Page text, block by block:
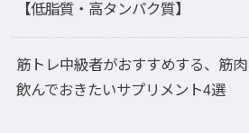
【低脂質・高タンパク質】
筋トレ中級者がおすすめする、筋
飲んでおきたいサプリメント4選